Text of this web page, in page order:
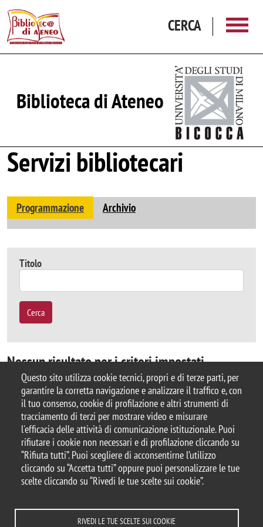
Questo sito utilizza cookie tecnici, propri e di terze parti, per
garantire la corretta navigazione e analizzare il traffico e, con
il tuo consenso, cookie di profilazione e altri strumenti di
tracciamento di terzi per mostrare video e misurare
l'efficacia delle attività di comunicazione istituzionale. Puoi
rifiutare i cookie non necessari e di profilazione cliccando su
“Rifiuta tutti”. Puoi scegliere di acconsentirne l’utilizzo
cliccando su “Accetta tutti” oppure puoi personalizzare le tue
scelte cliccando su “Rivedi le tue scelte sui cookie”.
RIVEDI LE TUE SCELTE SUI COOKIE
CERCA
Biblioteca di Ateneo
Servizi bibliotecari
Programmazione Archivio
Titolo
Cerca
Nessun risultato per i criteri impostati
© 2025 Biblioteca di Ateneo – Università degli
Studi di Milano-Bicocca
Piazza dell'Ateneo Nuovo, 1 - 20126, Milano
Casella PEC:ateneo.bicocca@pec.unimib.it
P.I. 12621570154 | biblioteca@unimib.it